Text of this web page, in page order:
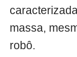
massa,
robô.